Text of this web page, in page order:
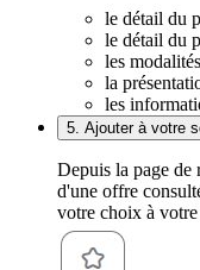
le détail du
le détail du
les
la
les
5. Ajouter à votre
Depuis la page de
d'une offre
votre choix à